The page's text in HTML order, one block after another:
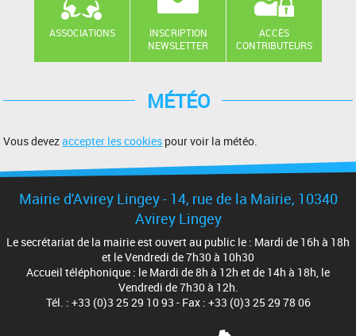
ASSOCIATIONS
INSCRIPTION
NEWSLETTER
ACCÈS
CONTRIBUTEURS
MÉTÉO
Vous devezaccepter les cookies pour voir la météo.
Mairie d'Avirey Lingey - 14, rue de la Mairie, 10340
Avirey Lingey
Le secrétariat de la mairie est ouvert au public le : Mardi de 16h à 18h
et le Vendredi de 7h30 à 10h30
Accueil téléphonique : le Mardi de 8h à 12h et de 14h à 18h, le
Vendredi de 7h30 à 12h.
Tél. : +33 (0)3 25 29 10 93 - Fax : +33 (0)3 25 29 78 06